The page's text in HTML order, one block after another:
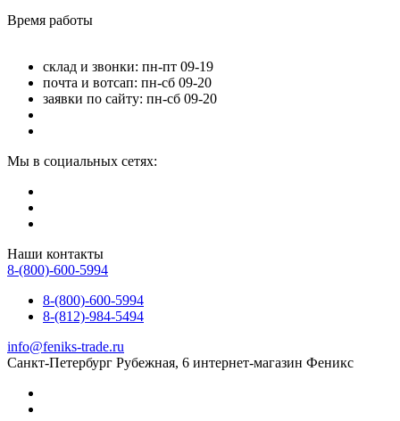
Время работы
склад и звонки: пн-пт 09-19
почта и вотсап: пн-сб 09-20
заявки по сайту: пн-сб 09-20
Мы в социальных сетях:
Наши контакты
8-(800)-600-5994
8-(800)-600-5994
8-(812)-984-5494
info@feniks-trade.ru
Санкт-Петербург Рубежная, 6 интернет-магазин Феникс